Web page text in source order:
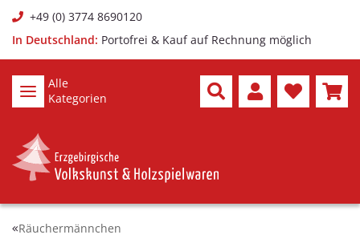
+49 (0) 3774 8690120
In Deutschland: Portofrei & Kauf auf Rechnung möglich
Alle
Kategorien
Räuchermännchen